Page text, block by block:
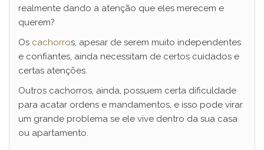
realmente dando a atenção que eles merecem e
querem?
Os cachorros, apesar de serem muito independentes
e confiantes, ainda necessitam de certos cuidados e
certas atenções.
Outros cachorros, ainda, possuem certa dificuldade
para acatar ordens e mandamentos, e isso pode virar
um grande problema se ele vive dentro da sua casa
ou apartamento.